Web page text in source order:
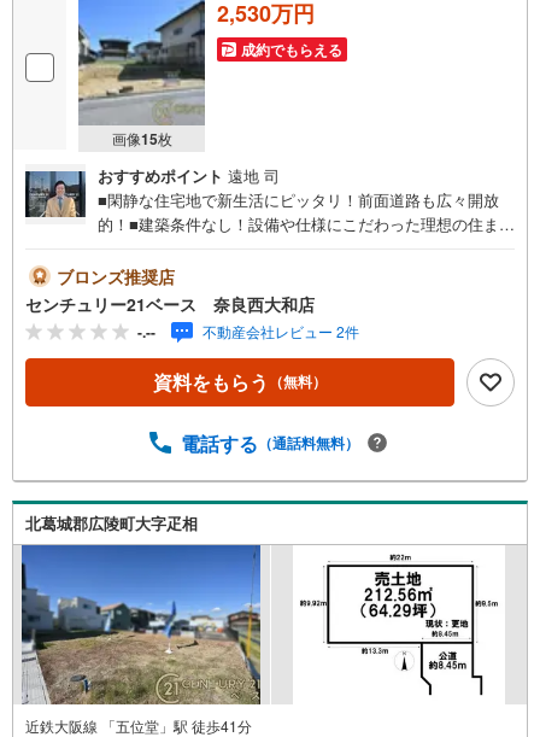
画像15枚
2,530万円
成約でもらえる
おすすめポイント 遠地 司
■閑静な住宅地で新生活にピッタリ！前面道路も広々開放
的！■建築条件なし！設備や仕様にこだわった理想の住まい
お仕事終わりのお時間でもご見学可！・今から見たい！と
いうお声にもご対応できます！◇住宅ローンもお任せくだ
さい！◇・提携銀行多数あり（地方銀行・都市銀行・信用
金庫etc）・優遇後適用金利 0.875％～（審査内容により異
なります）--- ◇◇ Yahoo！不動産キャンペーン対象店舗 ◇
◇ ----当店で物件を成約いただくとPayPayボーナスライト
対象になります。「資料をもらう」「見学予約をする」か
ンのうえお問い合わせください。-----------------------------
ブロンズ推奨店
センチュリー21ベース 奈良西大和店
-.-- 不動産会社レビュー 2件
資料をもらう （無料）
電話する （通話料無料）
北葛城郡広陵町大字疋相
近鉄大阪線 「五位堂」駅 徒歩41分